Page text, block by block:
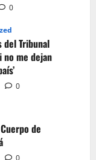
0
del Tribunal
no me dejan
0
de
0